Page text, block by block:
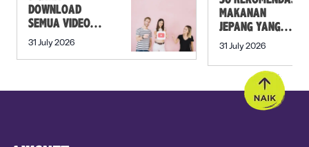
DOWNLOAD
SEMUA VIDEO
DALAM PLAYLIST
31 July 2026
MAKANAN
JEPANG YANG
MUST TRY SELAIN
31 July 2026